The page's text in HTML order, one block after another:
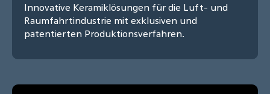
Innovative Keramiklösungen für die Luft- und
Raumfahrtindustrie mit exklusiven und
patentierten Produktionsverfahren.